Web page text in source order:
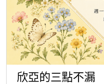
欣亞的三點不漏